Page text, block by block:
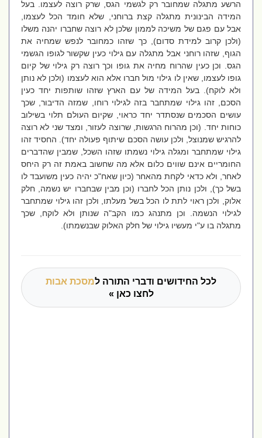
הרשע מתגלה שמחובר רק לגשמי הגס, שרק רוצה לעצמו. בעל
המידה הבינונית מתגלה קצת ברוחני, שלא חומד הכל לעצמו,
אבל עם פגם של משיכה לממון שלכן לא רוצה שחברו יהנה משלו
(ולכן קרוב למידת סדום), כך שזהו כמחובר לנפש שמחיה את
הגוף, שזהו רוחני אבל מתגלה עם גילוי כעין שקשור לגופו הגשמי
הגס. וכן כעין שהרוח מחיה את גופו וכך רוצה רק גילוי של קיום
גופו לעצמו, שאין לו גילוי מול חברו אלא הוא לעצמו (ולכן לא נותן
ולא לוקח). בעל המידה של עם הארץ שזהו שותפות יחד כעין
הסכם, זהו גילוי שמתחבר בזה לגילוי רוחו, שמזה הדיבור, שכך
עושים הסכמים שנסתדר יחד כראוי, שקיום העולם תלוי בשילוב
כוחות יחד. (וכן מהרוח הרגשות, שרוצה לעזור, ומצד שני לא רוצה
להרגיש שמנוצל, ולכן עושה הסכם שיתוף פעולה יחד). החסיד זהו
גילוי שמתחבר ומגלה גילוי נשמתו שזהו השכל, שמבין שהדברים
החומריים אינם שווים כלום אלא מה שחשוב באמת זה רק היחס
לאחר, ולא כדאי לקחת מהאחר (כיון שאח"כ יהיה כעין משועבד לו
בשל כך), ולכן נותן הכל לחברו (וכן מבין שבחברו יש נשמה, חלק
אלוק, ולכן ראוי לתת לו הכל בשל מעלתו, ולכן זהו גילוי שמתחבר
לגילוי הנשמה. וכן מתנהג כמו הקב"ה שנותן ולא לוקח, שכך
מתגלה בו ע"י מעשיו גילוי של חלק האלוק שבנשמתו).
לכל החידושים ודברי התורה למסכת אבות
לחצו כאן »